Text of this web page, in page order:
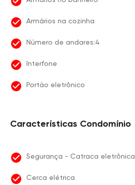
Armários na cozinha
Número de andares:4
Interfone
Portão eletrônico
Características Condomínio
Segurança - Catraca eletrônica
Cerca elétrica